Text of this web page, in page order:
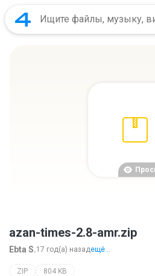
azan-times-2.8-amr.zip
Ebta S.17 год(а) назадещё...
ZIP 804 KB